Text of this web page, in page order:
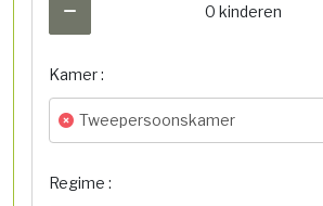
0 kinderen
Kamer :
Tweepersoonskamer
Regime :